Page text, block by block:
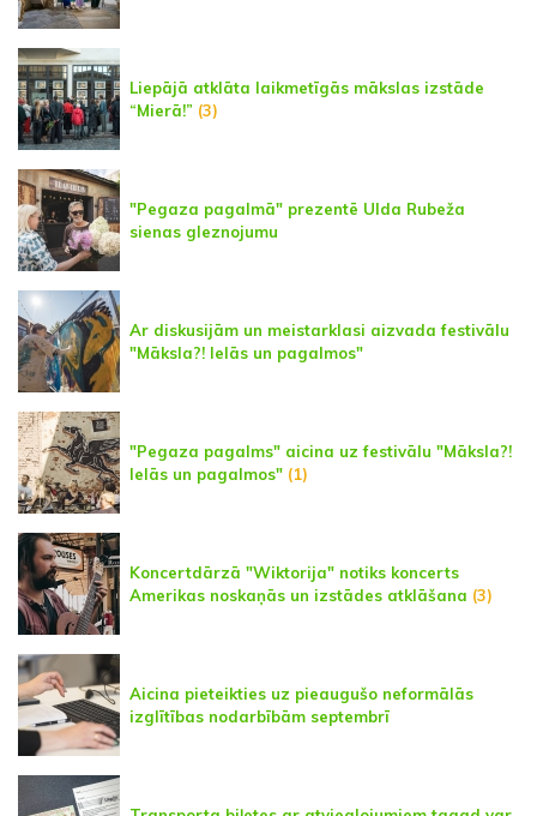
Liepājā atklāta laikmetīgās mākslas izstāde
“Mierā!” (3)
"Pegaza pagalmā" prezentē Ulda Rubeža
sienas gleznojumu
Ar diskusijām un meistarklasi aizvada festivālu
"Māksla?! Ielās un pagalmos"
"Pegaza pagalms" aicina uz festivālu "Māksla?!
Ielās un pagalmos" (1)
Koncertdārzā "Wiktorija" notiks koncerts
Amerikas noskaņās un izstādes atklāšana (3)
Aicina pieteikties uz pieaugušo neformālās
izglītības nodarbībām septembrī